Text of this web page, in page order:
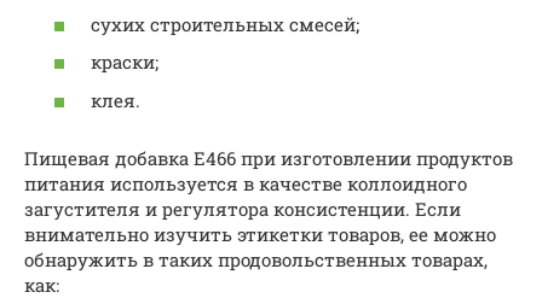
сухих строительных смесей;
краски;
клея.
Пищевая добавка Е466 при изготовлении продуктов
питания используется в качестве коллоидного
загустителя и регулятора консистенции. Если
внимательно изучить этикетки товаров, ее можно
обнаружить в таких продовольственных товарах,
как: